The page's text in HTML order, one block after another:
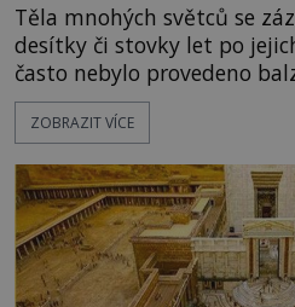
Těla mnohých světců se
desítky či stovky let po
často nebylo provedeno
pokusy o konzervaci.
považovány za důkaz
osobností ochraňují? Na hřbitově u kláštera
Milosrdných
ZOBRAZIT VÍCE